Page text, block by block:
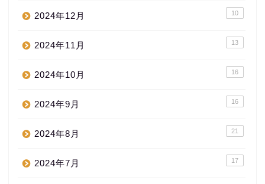
2024年12月 10
2024年11月 13
2024年10月 16
2024年9月 16
2024年8月 21
2024年7月 17